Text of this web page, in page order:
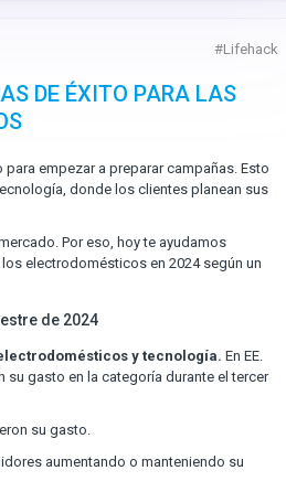
#Lifehack
DE ÉXITO PARA LAS
empezar a preparar campañas. Esto
donde los clientes planean sus
Por eso, hoy te ayudamos
electrodomésticos en 2024 según un
de 2024
y tecnología. En EE.
su gasto en la categoría durante el tercer
su gasto.
aumentando o manteniendo su